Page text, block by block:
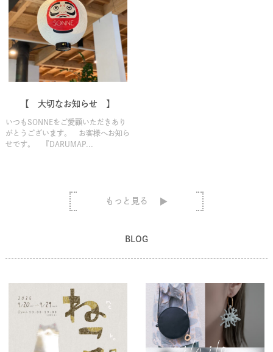
【 大切なお知らせ 】
いつもSONNEをご愛顧いただきあり
がとうございます。 お客様へお知ら
せです。 『DARUMAP...
もっと見る
BLOG